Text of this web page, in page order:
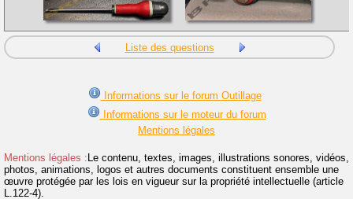
Liste des questions
Informations sur le forum Outillage
Informations sur le moteur du forum
Mentions légales
Mentions légales :Le contenu, textes, images, illustrations sonores, vidéos,
photos, animations, logos et autres documents constituent ensemble une
œuvre protégée par les lois en vigueur sur la propriété intellectuelle (article
L.122-4).